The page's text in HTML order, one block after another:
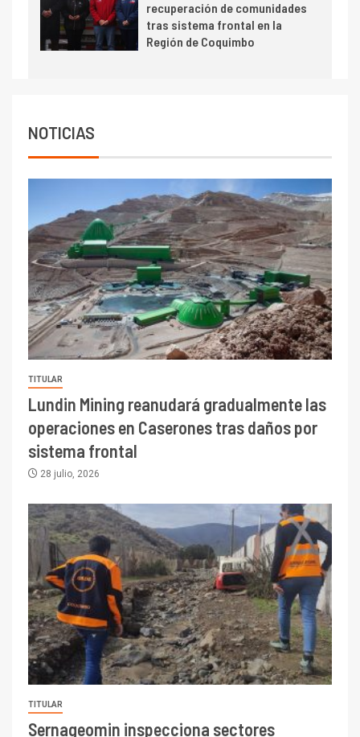
toneladas tras récord en
Escondida
recuperación de comunidades
tras sistema frontal en la
Región de Coquimbo
NOTICIAS
TITULAR
Lundin Mining reanudará gradualmente las
operaciones en Caserones tras daños por
sistema frontal
28 julio, 2026
TITULAR
Sernageomin inspecciona sectores